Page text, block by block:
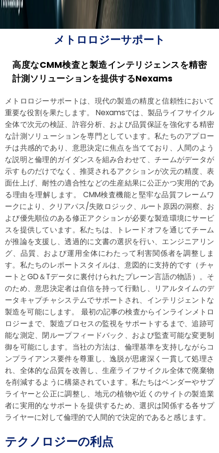
メトロロジーサポート
高度なCMM検査と製造インテリジェンスを精密
計測ソリューションを提供するNexams
メトロロジーサポートは、現代の製造の精度と信頼性において
重要な役割を果たします。 Nexamsでは、製品ライフサイクル
全体で次元の検証、許容分析、および品質保証を強化する精密
な計測ソリューションを専門としています。私たちのアプロー
チは共感的であり、意思決定に焦点を当てており、人間のよう
な説明と倫理的ガイダンスを組み合わせて、チームがデータが
示すものだけでなく、推奨されるアクションが次元の精度、表
面仕上げ、耐性の適合性などの生産結果に公正かつ実用的であ
る理由を理解します。 CMM検査機能と堅牢な品質フレームワ
ークにより、クリアパス/失敗ロジック、ルート原因の洞察、お
よび優先順位のある修正アクションが必要な製造環境にサービ
スを提供しています。私たちは、トレードオフを通じてチーム
が推論を支援し、透過的に文書の選択を行い、エンジニアリン
グ、品質、および運用全体にわたって利害関係者を調整しま
す。私たちのレポートスタイルは、意図的に支持的です（チャ
ートとGD＆Tデータに裏付けられたプレーン言語の物語）。そ
のため、意思決定者は自信を持って行動し、リアルタイムのデ
ータキャプチャシステムでサポートされ、インテリジェントな
製造を可能にします。 最初の記事の検査からインラインメトロ
ロジーまで、製造プロセスの監視をサポートするまで、追跡可
能な測定、閉ループフィードバック、および監査可能な変更制
御を可能にします。当社の方法は、倫理基準を支持しながらコ
ンプライアンス要件を尊重し、逸脱が思慮深く一貫して処理さ
れ、全体的な品質を改善し、生産ライフサイクル全体で廃棄物
を削減するように構築されています。私たちはベンダーやサプ
ライヤーと公正に調整し、地元の植物や近くのサイトの製造業
者に実用的なサポートを提供するため、選択は関係する各サプ
ライヤーに対して倫理的で人間的で決定的であると感じます。
テクノロジーの利点